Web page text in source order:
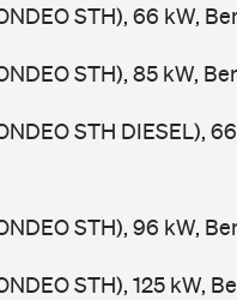
STH), 66 kW,
STH), 85 kW,
STH DIESEL),
STH), 96 kW,
STH), 125 kW,